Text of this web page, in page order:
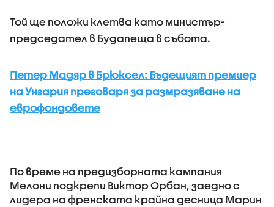
Той ще положи клетва като министър-
председател в Будапеща в събота.
Петер Мадяр в Брюксел: Бъдещият премиер
на Унгария преговаря за размразяване на
еврофондовете
По време на предизборната кампания
Мелони подкрепи Виктор Орбан, заедно с
лидера на френската крайна десница Марин